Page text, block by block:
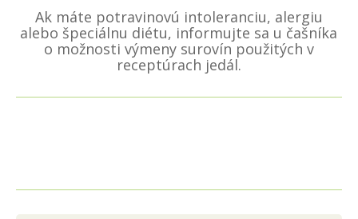
Ak máte potravinovú intoleranciu, alergiu
alebo špeciálnu diétu, informujte sa u čašníka
o možnosti výmeny surovín použitých v
receptúrach jedál.